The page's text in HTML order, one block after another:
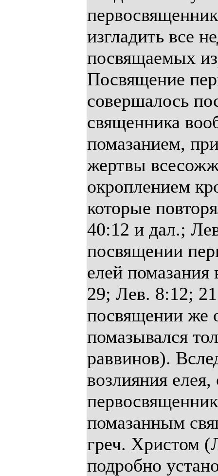
изгладить все
посвящаемых
Посвящение
совершалось
священника
помазанием,
жертвы
окроплением
которые
40:12 и дал.;
посвящении
елей помазания
29; Лев. 8:12;
посвящении же
помазывался
раввинов).
возлияния
помазанным
греч. Христом
подробно